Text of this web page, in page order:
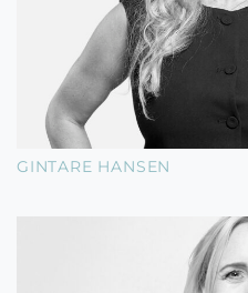
GINTARE HANSEN